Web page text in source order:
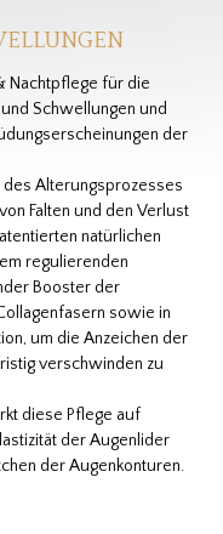
Nachtpflege für die
Schwellungen und
der
Alterungsprozesses
Falten und den Verlust
natürlichen
regulierenden
Booster der
sowie in
um die Anzeichen der
verschwinden zu
diese Pflege auf
der Augenlider
der Augenkonturen.